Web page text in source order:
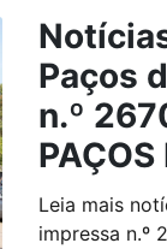
Paços
n.º
PAÇOS
Leia mais
impressa n.º